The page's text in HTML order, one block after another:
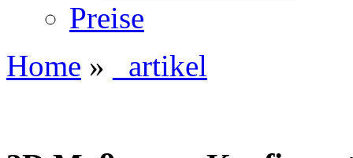
Preise
Home » _artikel